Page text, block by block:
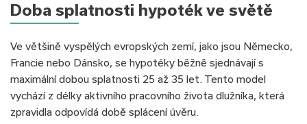
Doba splatnosti hypoték ve světě
Ve většině vyspělých evropských zemí, jako jsou Německo,
Francie nebo Dánsko, se hypotéky běžně sjednávají s
maximální dobou splatnosti 25 až 35 let. Tento model
vychází z délky aktivního pracovního života dlužníka, která
zpravidla odpovídá době splácení úvěru.